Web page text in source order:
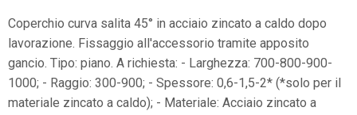
Coperchio curva salita 45° in acciaio zincato a caldo dopo
lavorazione. Fissaggio all'accessorio tramite apposito
gancio. Tipo: piano. A richiesta: - Larghezza: 700-800-900-
1000; - Raggio: 300-900; - Spessore: 0,6-1,5-2* (*solo per il
materiale zincato a caldo); - Materiale: Acciaio zincato a